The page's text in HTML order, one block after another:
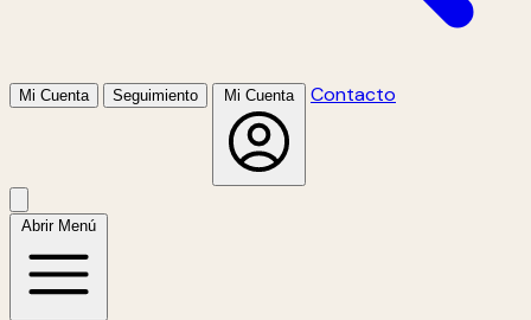
Mi Cuenta Seguimiento Mi Cuenta Contacto
Abrir Menú